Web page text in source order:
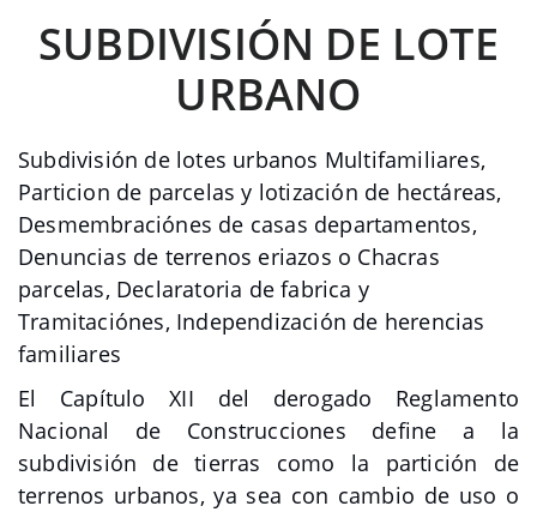
SUBDIVISIÓN DE LOTE
URBANO
Subdivisión de lotes urbanos Multifamiliares,
Particion de parcelas y lotización de hectáreas,
Desmembraciónes de casas departamentos,
Denuncias de terrenos eriazos o Chacras
parcelas, Declaratoria de fabrica y
Tramitaciónes, Independización de herencias
familiares
El Capítulo XII del derogado Reglamento
Nacional de Construcciones define a la
subdivisión de tierras como la partición de
terrenos urbanos, ya sea con cambio de uso o